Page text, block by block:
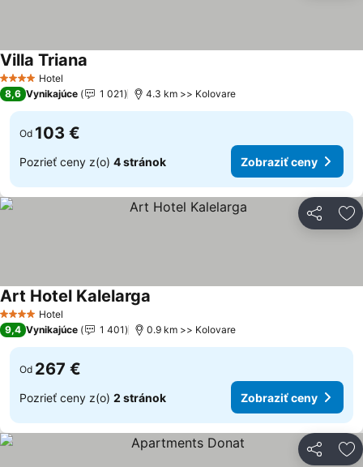
4 Počet hviezdičiek
Hotel
Villa Triana
8,6 Vynikajúce 1 021 4.3 km >> Kolovare
Od 103 €
Pozrieť ceny z(o) 4 stránok Zobraziť ceny
Zdieľať
4 Počet hviezdičiek
Hotel
Art Hotel Kalelarga
9,4 Vynikajúce 1 401 0.9 km >> Kolovare
Od 267 €
Pozrieť ceny z(o) 2 stránok Zobraziť ceny
Zdieľať